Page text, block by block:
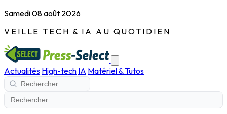
Samedi 08 août 2026
VEILLE TECH & IA AU QUOTIDIEN
Actualités High-tech IA Matériel & Tutos